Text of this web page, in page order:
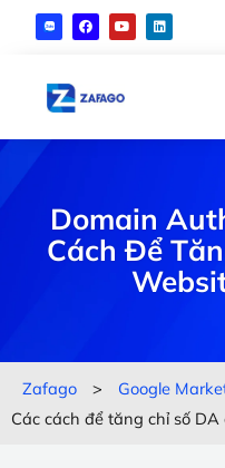
Domain
Cách Để
Zafago > Google
Các cách để tăng chỉ số